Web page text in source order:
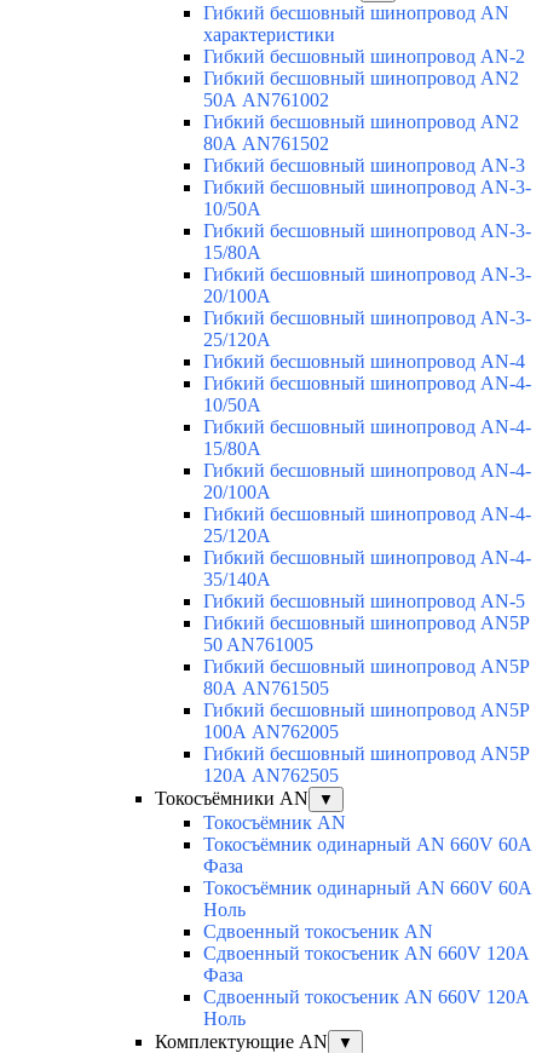
Гибкий бесшовный шинопровод AN
характеристики
Гибкий бесшовный шинопровод AN-2
Гибкий бесшовный шинопровод AN2
50А AN761002
Гибкий бесшовный шинопровод AN2
80А AN761502
Гибкий бесшовный шинопровод AN-3
Гибкий бесшовный шинопровод AN-3-
10/50A
Гибкий бесшовный шинопровод AN-3-
15/80A
Гибкий бесшовный шинопровод AN-3-
20/100A
Гибкий бесшовный шинопровод AN-3-
25/120A
Гибкий бесшовный шинопровод AN-4
Гибкий бесшовный шинопровод AN-4-
10/50A
Гибкий бесшовный шинопровод AN-4-
15/80A
Гибкий бесшовный шинопровод AN-4-
20/100A
Гибкий бесшовный шинопровод AN-4-
25/120A
Гибкий бесшовный шинопровод AN-4-
35/140A
Гибкий бесшовный шинопровод AN-5
Гибкий бесшовный шинопровод AN5P
50 AN761005
Гибкий бесшовный шинопровод AN5P
80А AN761505
Гибкий бесшовный шинопровод AN5P
100А AN762005
Гибкий бесшовный шинопровод AN5P
120А AN762505
Токосъёмники AN
▼
Токосъёмник AN
Токосъёмник одинарный AN 660V 60A
Фаза
Токосъёмник одинарный AN 660V 60A
Ноль
Сдвоенный токосъеник AN
Сдвоенный токосъеник AN 660V 120A
Фаза
Сдвоенный токосъеник AN 660V 120A
Ноль
Комплектующие AN
▼